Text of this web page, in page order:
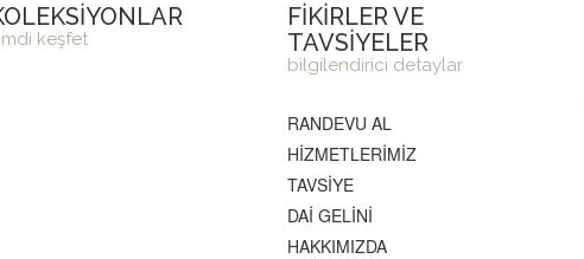
keşfet
FİKİRLER VE
TAVSİYELER
bilgilendirici detaylar
RANDEVU AL
HİZMETLERİMİZ
TAVSİYE
DAİ GELİNİ
HAKKIMIZDA